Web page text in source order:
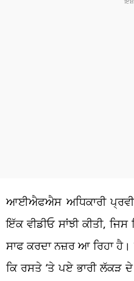
ਆਈਐਫਐਸ ਅਧਿਕਾਰੀ
ਇੱਕ ਵੀਡੀਓ ਸਾਂਝੀ ਕੀਤੀ,
ਸਾਫ ਕਰਦਾ ਨਜ਼ਰ ਆ ਰਿਹਾ ਹੈ।
ਕਿ ਰਸਤੇ ‘ਤੇ ਪਏ ਭਾਰੀ